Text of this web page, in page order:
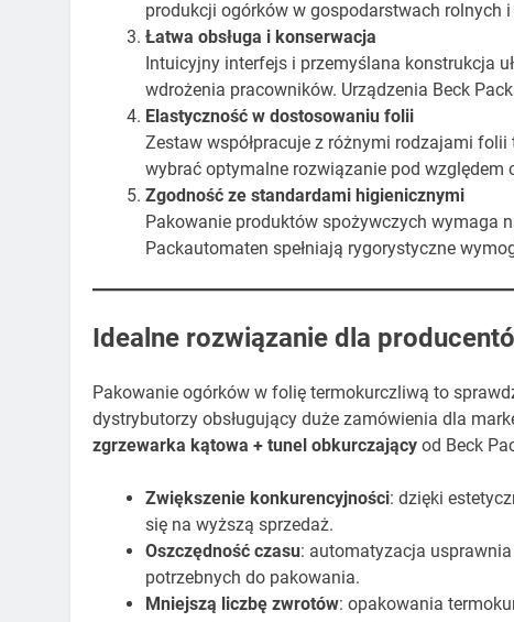
produkcji ogórków w gospodarstwach rolnych
Łatwa obsługa i konserwacja
Intuicyjny interfejs i przemyślana konstrukcja
wdrożenia pracowników. Urządzenia Beck
Elastyczność w dostosowaniu folii
Zestaw współpracuje z różnymi rodzajami
wybrać optymalne rozwiązanie pod względem
Zgodność ze standardami higienicznymi
Pakowanie produktów spożywczych wymaga
Packautomaten spełniają rygorystyczne
Idealne rozwiązanie dla
Pakowanie ogórków w folię termokurczliwą to
dystrybutorzy obsługujący duże zamówienia dla
zgrzewarka kątowa + tunel obkurczający od Beck
Zwiększenie konkurencyjności: dzięki
się na wyższą sprzedaż.
Oszczędność czasu: automatyzacja
potrzebnych do pakowania.
Mniejszą liczbę zwrotów: opakowania